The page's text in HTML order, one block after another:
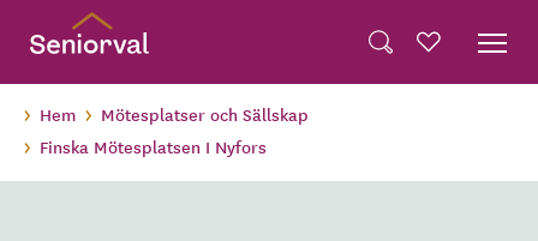
Hem
Mötesplatser och Sällskap
Finska Mötesplatsen I Nyfors
Translate